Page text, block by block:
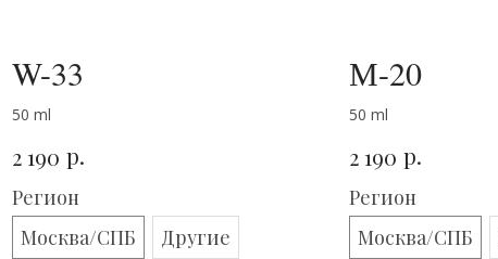
W-33
50 ml
2 190 р.
Регион
Москва/СПБ
Другие
М-20
50 ml
2 190 р.
Регион
Москва/СПБ